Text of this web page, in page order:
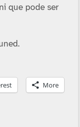
que pode ser
More